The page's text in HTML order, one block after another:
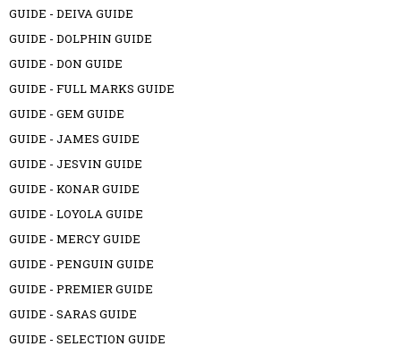
GUIDE - DEIVA GUIDE
GUIDE - DOLPHIN GUIDE
GUIDE - DON GUIDE
GUIDE - FULL MARKS GUIDE
GUIDE - GEM GUIDE
GUIDE - JAMES GUIDE
GUIDE - JESVIN GUIDE
GUIDE - KONAR GUIDE
GUIDE - LOYOLA GUIDE
GUIDE - MERCY GUIDE
GUIDE - PENGUIN GUIDE
GUIDE - PREMIER GUIDE
GUIDE - SARAS GUIDE
GUIDE - SELECTION GUIDE